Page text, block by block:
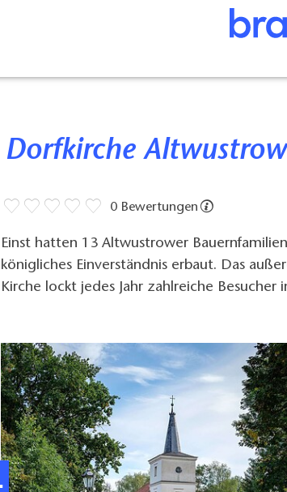
Dorfkirche Altwustrow
0 Bewertungen
Einst hatten 13 Altwustrower
königliches Einverständnis erbaut. Das
Kirche lockt jedes Jahr zahlreiche Besucher